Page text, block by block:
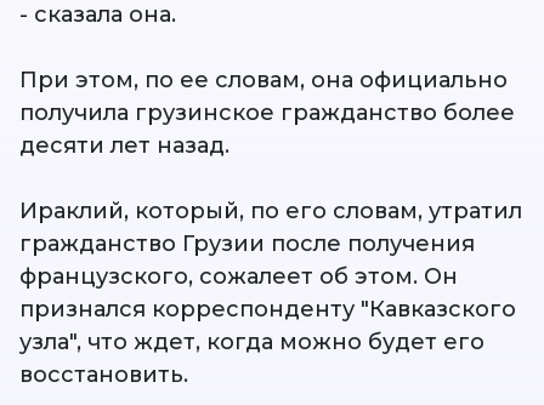
- сказала она.
При этом, по ее словам, она официально
получила грузинское гражданство более
десяти лет назад.
Ираклий, который, по его словам, утратил
гражданство Грузии после получения
французского, сожалеет об этом. Он
признался корреспонденту "Кавказского
узла", что ждет, когда можно будет его
восстановить.